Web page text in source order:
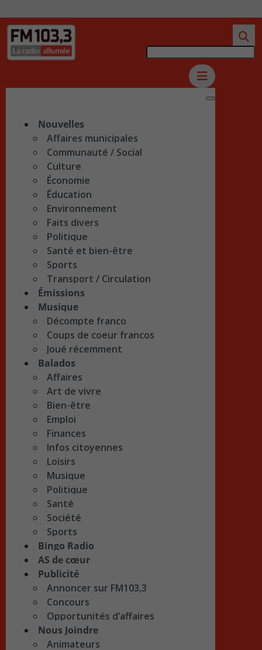
Nouvelles
Affaires municipales
Communauté / Social
Culture
Économie
Éducation
Environnement
Faits divers
Politique
Santé et bien-être
Sports
Transport / Circulation
Émissions
Musique
Décompte franco
Coups de coeur francos
Joué récemment
Balados
Affaires
Art de vivre
Bien-être
Emploi
Finances
Infos citoyennes
Loisirs
Musique
Politique
Santé
Société
Sports
Bingo Radio
AS de cœur
Publicité
Annoncer sur FM103,3
Concours
Opportunités d’affaires
Nous Joindre
Animateurs